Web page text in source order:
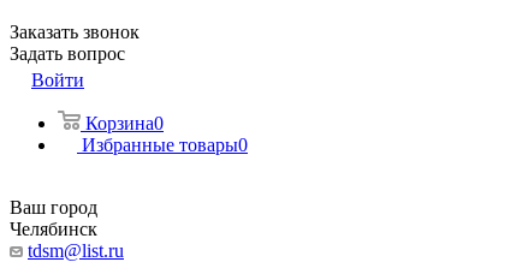
Заказать звонок
Задать вопрос
Войти
Корзина0
Избранные товары0
Ваш город
Челябинск
tdsm@list.ru